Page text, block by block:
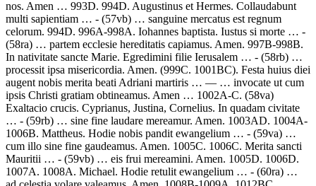
nos. Amen … 993D. 994D. Augustinus et Hermes. Collaudabunt
multi sapientiam … - (57vb) … sanguine mercatus est regnum
celorum. 994D. 996A-998A. Iohannes baptista. Iustus si morte … -
(58ra) … partem ecclesie hereditatis capiamus. Amen. 997B-998B.
In nativitate sancte Marie. Egredimini filie Ierusalem … - (58rb) …
processit ipsa misericordia. Amen. (999C. 1001BC). Festa huius diei
augent nobis merita beati Adriani martiris … — … invocate ut cum
ipsis Christi gratiam obtineamus. Amen … 1002A-C. (58va)
Exaltacio crucis. Cyprianus, Justina, Cornelius. In quadam civitate
… - (59rb) … sine fine laudare mereamur. Amen. 1003AD. 1004A-
1006B. Mattheus. Hodie nobis pandit ewangelium … - (59va) …
cum illo sine fine gaudeamus. Amen. 1005C. 1006C. Merita sancti
Mauritii … - (59vb) … eis frui mereamini. Amen. 1005D. 1006D.
1007A. 1008A. Michael. Hodie retulit ewangelium … - (60ra) …